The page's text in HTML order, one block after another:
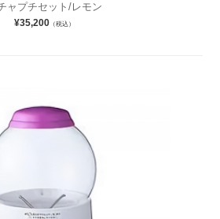
ャプチセット/レモン
¥35,200（税込）